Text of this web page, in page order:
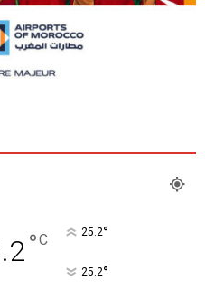
°C 25.2°
25.2°